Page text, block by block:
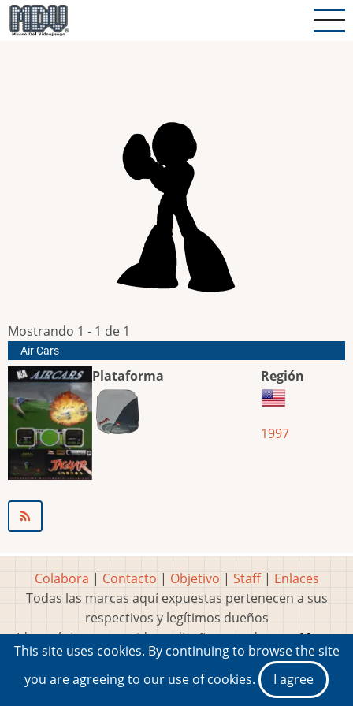
Pasar
al
Mostrando 1 - 1 de 1
Air Cars
Plataforma Región
1997
Colabora | Contacto | Objetivo | Staff| Enlaces
Todas las marcas aquí expuestas pertenecen a sus
respectivos y legítimos dueños
Idea, página, contenidos y diseños creados porMarty
2001-2026 Museo del Videojuego®
This site uses cookies. By continuing to browse the site
you are agreeing to our use of cookies.
I agree